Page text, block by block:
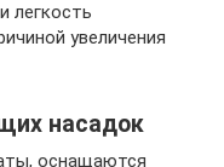
легкость
увеличения
насадок
оснащаются